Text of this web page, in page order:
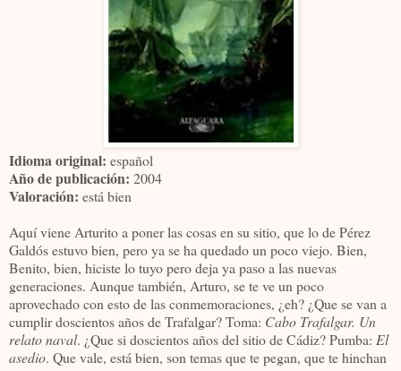
Idioma original: español
Año de publicación: 2004
Valoración: está bien
Aquí viene Arturito a poner las cosas en su sitio, que lo de Pérez
Galdós estuvo bien, pero ya se ha quedado un poco viejo. Bien,
Benito, bien, hiciste lo tuyo pero deja ya paso a las nuevas
generaciones. Aunque también, Arturo, se te ve un poco
aprovechado con esto de las conmemoraciones, ¿eh? ¿Que se van a
cumplir doscientos años de Trafalgar? Toma: Cabo Trafalgar. Un
relato naval. ¿Que si doscientos años del sitio de Cádiz? Pumba: El
asedio. Que vale, está bien, son temas que te pegan, que te hinchan